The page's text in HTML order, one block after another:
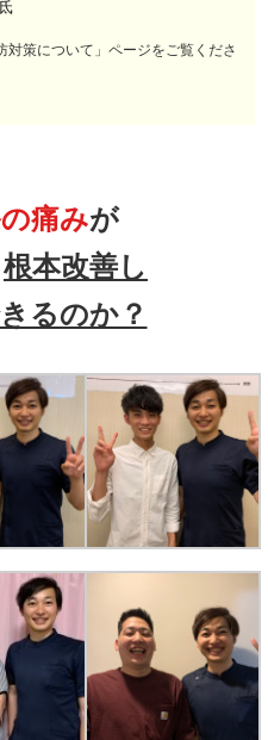
策について」ページをご覧くださ
痛みが
根本改善し
るのか？